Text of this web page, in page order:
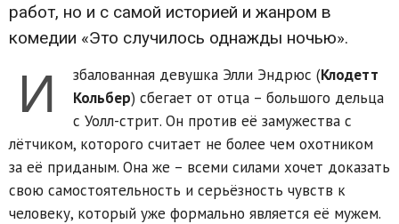
работ, но и с самой историей и жанром в
комедии «Это случилось однажды ночью».
И збалованная девушка Элли Эндрюс (Клодетт
Кольбер) сбегает от отца – большого дельца
с Уолл-стрит. Он против её замужества с
лётчиком, которого считает не более чем охотником
за её приданым. Она же – всеми силами хочет доказать
свою самостоятельность и серьёзность чувств к
человеку, который уже формально является её мужем.